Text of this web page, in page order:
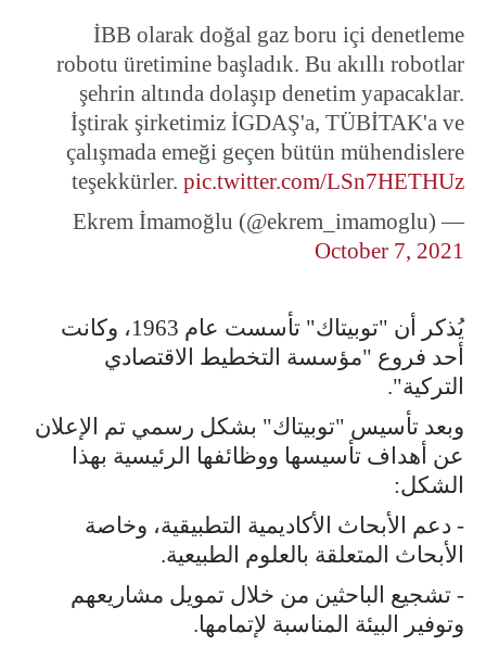
İBB olarak doğal gaz boru içi denetleme
robotu üretimine başladık. Bu akıllı robotlar
şehrin altında dolaşıp denetim yapacaklar.
İştirak şirketimiz İGDAŞ'a, TÜBİTAK'a ve
çalışmada emeği geçen bütün mühendislere
teşekkürler. pic.twitter.com/LSn7HETHUz
— Ekrem İmamoğlu (@ekrem_imamoglu)
October 7, 2021
يُذكر أن "توبيتاك" تأسست عام 1963، وكانت
أحد فروع "مؤسسة التخطيط الاقتصادي
التركية".
وبعد تأسيس "توبيتاك" بشكل رسمي تم الإعلان
عن أهداف تأسيسها ووظائفها الرئيسية بهذا
الشكل:
- دعم الأبحاث الأكاديمية التطبيقية، وخاصة
الأبحاث المتعلقة بالعلوم الطبيعية.
- تشجيع الباحثين من خلال تمويل مشاريعهم
وتوفير البيئة المناسبة لإتمامها.